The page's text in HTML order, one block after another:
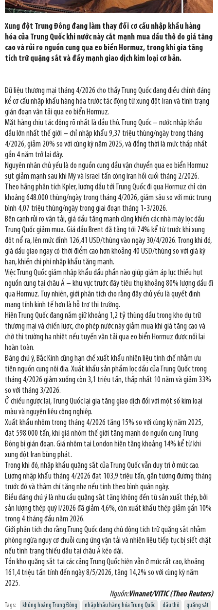
Xung đột Trung Đông đang làm thay đổi cơ cấu nhập khẩu hàng
hóa của Trung Quốc khi nước này cắt mạnh mua dầu thô do giá tăng
cao và rủi ro nguồn cung qua eo biển Hormuz, trong khi gia tăng
tích trữ quặng sắt và đẩy mạnh giao dịch kim loại cơ bản.
Dữ liệu thương mại tháng 4/2026 cho thấy Trung Quốc đang điều chỉnh đáng
kể cơ cấu nhập khẩu hàng hóa trước tác động từ xung đột Iran và tình trạng
gián đoạn vận tải qua eo biển Hormuz.
Mặt hàng chịu tác động rõ nhất là dầu thô. Trung Quốc – nước nhập khẩu
dầu lớn nhất thế giới – chỉ nhập khẩu 9,37 triệu thùng/ngày trong tháng
4/2026, giảm 20% so với cùng kỳ năm 2025, và đồng thời là mức thấp nhất
gần 4 năm trở lại đây.
Nguyên nhân chủ yếu là do nguồn cung dầu vận chuyển qua eo biển Hormuz
sụt giảm mạnh sau khi Mỹ và Israel tấn công Iran hồi cuối tháng 2/2026.
Theo hãng phân tích Kpler, lượng dầu tới Trung Quốc đi qua Hormuz chỉ còn
khoảng 648.000 thùng/ngày trong tháng 4/2026, giảm sâu so với mức trung
bình 4,07 triệu thùng/ngày trong giai đoạn tháng 1-3/2026.
Bên cạnh rủi ro vận tải, giá dầu tăng mạnh cũng khiến các nhà máy lọc dầu
Trung Quốc giảm mua. Giá dầu Brent đã tăng tới 74% kể từ trước khi xung
đột nổ ra, lên mức đỉnh 126,41 USD/thùng vào ngày 30/4/2026. Trong khi đó,
giá dầu giao ngay có thời điểm cao hơn khoảng 40 USD/thùng so với giá kỳ
hạn, khiến chi phí nhập khẩu tăng mạnh.
Việc Trung Quốc giảm nhập khẩu dầu phần nào giúp giảm áp lực thiếu hụt
nguồn cung tại châu Á – khu vực trước đây tiêu thụ khoảng 80% lượng dầu đi
qua Hormuz. Tuy nhiên, giới phân tích cho rằng đây chủ yếu là quyết định
mang tính kinh tế hơn là hỗ trợ thị trường.
Hiện Trung Quốc đang nắm giữ khoảng 1,2 tỷ thùng dầu trong kho dự trữ
thương mại và chiến lược, cho phép nước này giảm mua khi giá tăng cao và
chờ thị trường hạ nhiệt nếu tuyến vận tải qua eo biển Hormuz được nối lại
hoàn toàn.
Đáng chú ý, Bắc Kinh cũng hạn chế xuất khẩu nhiên liệu tinh chế nhằm ưu
tiên nguồn cung nội địa. Xuất khẩu sản phẩm lọc dầu của Trung Quốc trong
tháng 4/2026 giảm xuống còn 3,1 triệu tấn, thấp nhất 10 năm và giảm 33%
so với tháng 3/2026.
Ở chiều ngược lại, Trung Quốc lại gia tăng giao dịch đối với một số kim loại
màu và nguyên liệu công nghiệp.
Xuất khẩu nhôm trong tháng 4/2026 tăng 15% so với cùng kỳ năm 2025,
đạt 598.000 tấn, khi giá nhôm thế giới tăng mạnh do nguồn cung Trung
Đông bị gián đoạn. Giá nhôm tại London hiện tăng khoảng 14% kể từ khi
xung đột Iran bùng phát.
Trong khi đó, nhập khẩu quặng sắt của Trung Quốc vẫn duy trì ở mức cao.
Lượng nhập khẩu tháng 4/2026 đạt 103,9 triệu tấn, gần tương đương tháng
trước đó và thậm chí tăng nhẹ nếu tính theo bình quân ngày.
Điều đáng chú ý là nhu cầu quặng sắt tăng không đến từ sản xuất thép, bởi
sản lượng thép quý I/2026 đã giảm 4,6%, còn xuất khẩu thép giảm gần 10%
trong 4 tháng đầu năm 2026.
Giới phân tích cho rằng Trung Quốc đang chủ động tích trữ quặng sắt nhằm
phòng ngừa nguy cơ chuỗi cung ứng vận tải và nhiên liệu tiếp tục bị siết chặt
nếu tình trạng thiếu dầu tại châu Á kéo dài.
Tồn kho quặng sắt tại các cảng Trung Quốc hiện vẫn ở mức rất cao, khoảng
161,4 triệu tấn tính đến ngày 8/5/2026, tăng 14,2% so với cùng kỳ năm
2025.
Nguồn:Vinanet/VITIC (Theo Reuters)
Tags: khủng hoảng Trung Đông nhập khẩu hàng hóa Trung Quốc dầu thô quặng sắt